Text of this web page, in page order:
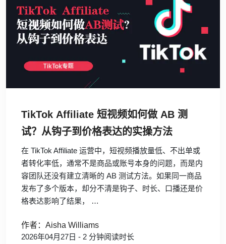
TikTok Affiliate 短视频如何做 AB 测
试？从钩子到价格表达的实操方法
在 TikTok Affiliate 运营中，短视频播放量低、不出单或
者转化率低，通常不是商品或账号本身的问题，而是内
容团队还没有建立清晰的 AB 测试方法。如果同一商品
发布了多个版本，却分不清是钩子、时长、口播还是价
格表达影响了结果， …
作者：Aisha Williams
2026年04月27日 - 2 分钟阅读时长